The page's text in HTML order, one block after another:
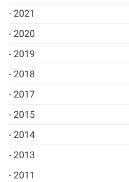
2021
2020
2019
2018
2017
2015
2014
2013
2011